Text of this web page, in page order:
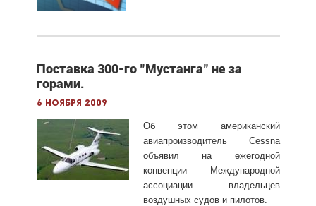
Поставка 300-го "Мустанга" не за
горами.
6 ноября 2009
Об этом американский
авиапроизводитель Cessna
объявил на ежегодной
конвенции Международной
ассоциации владельцев
воздушных судов и пилотов.